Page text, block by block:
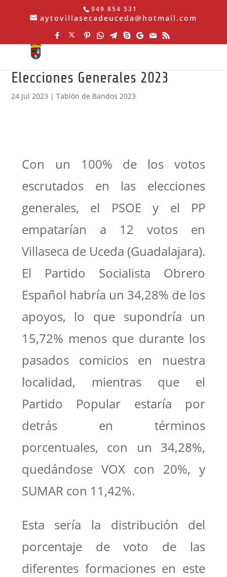
949 854 531
aytovillasecadeuceda@hotmail.com
Elecciones Generales 2023
24 Jul 2023 |Tablón de Bandos 2023
Con un 100% de los votos
escrutados en las elecciones
generales, el PSOE y el PP
empatarían a 12 votos en
Villaseca de Uceda (Guadalajara).
El Partido Socialista Obrero
Español habría un 34,28% de los
apoyos, lo que supondría un
15,72% menos que durante los
pasados comicios en nuestra
localidad, mientras que el
Partido Popular estaría por
detrás en términos
porcentuales, con un 34,28%,
quedándose VOX con 20%, y
SUMAR con 11,42%.
Esta sería la distribución del
porcentaje de voto de las
diferentes formaciones en este